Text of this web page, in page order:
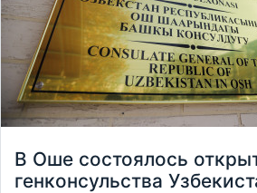
В Оше состоялось
генконсульства